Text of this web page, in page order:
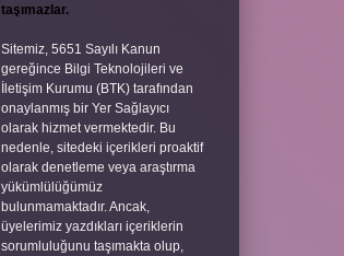
taşımazlar.
Sitemiz, 5651 Sayılı Kanun
gereğince Bilgi Teknolojileri ve
İletişim Kurumu (BTK) tarafından
onaylanmış bir Yer Sağlayıcı
olarak hizmet vermektedir. Bu
nedenle, sitedeki içerikleri proaktif
olarak denetleme veya araştırma
yükümlülüğümüz
bulunmamaktadır. Ancak,
üyelerimiz yazdıkları içeriklerin
sorumluluğunu taşımakta olup,